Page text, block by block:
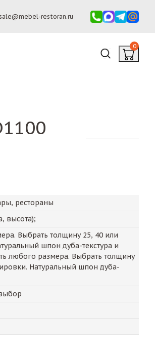
sale@mebel-restoran.ru
0
рестораны
высота);
Выбрать толщину 25, 40 или
шпон дуба-текстура и
любого размера. Выбрать толщину
Натуральный шпон дуба-